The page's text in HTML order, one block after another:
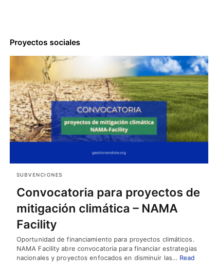
Proyectos sociales
SUBVENCIONES
Convocatoria para proyectos de
mitigación climática – NAMA
Facility
Oportunidad de financiamiento para proyectos climáticos.
NAMA Facility abre convocatoria para financiar estrategias
nacionales y proyectos enfocados en disminuir las… Read